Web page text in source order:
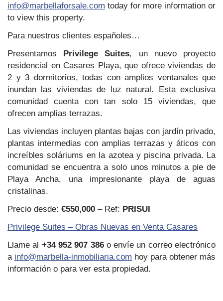
info@marbellaforsale.com today for more information or
to view this property.
Para nuestros clientes españoles…
Presentamos Privilege Suites, un nuevo proyecto
residencial en Casares Playa, que ofrece viviendas de
2 y 3 dormitorios, todas con amplios ventanales que
inundan las viviendas de luz natural. Esta exclusiva
comunidad cuenta con tan solo 15 viviendas, que
ofrecen amplias terrazas.
Las viviendas incluyen plantas bajas con jardín privado,
plantas intermedias con amplias terrazas y áticos con
increíbles soláriums en la azotea y piscina privada. La
comunidad se encuentra a solo unos minutos a pie de
Playa Ancha, una impresionante playa de aguas
cristalinas.
Precio desde: €550,000 – Ref: PRISUI
Privilege Suites – Obras Nuevas en Venta Casares
Llame al +34 952 907 386o envíe un correo electrónico
a info@marbella-inmobiliaria.com hoy para obtener más
información o para ver esta propiedad.